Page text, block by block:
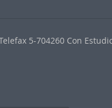
5-704260 Con